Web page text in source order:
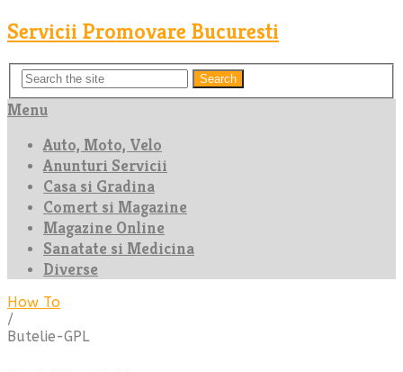
Servicii Promovare Bucuresti
Search
Menu
Auto, Moto, Velo
Anunturi Servicii
Casa si Gradina
Comert si Magazine
Magazine Online
Sanatate si Medicina
Diverse
How To
/
Butelie-GPL